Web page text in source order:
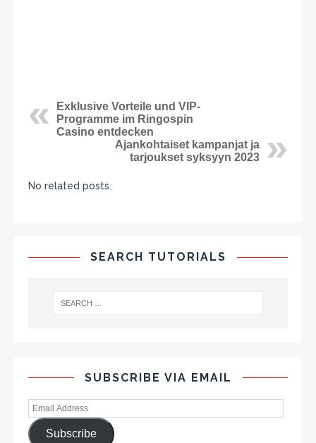
Exklusive Vorteile und VIP-
Programme im Ringospin
Casino entdecken
Ajankohtaiset kampanjat ja
tarjoukset syksyyn 2023
No related posts.
SEARCH TUTORIALS
SUBSCRIBE VIA EMAIL
Subscribe